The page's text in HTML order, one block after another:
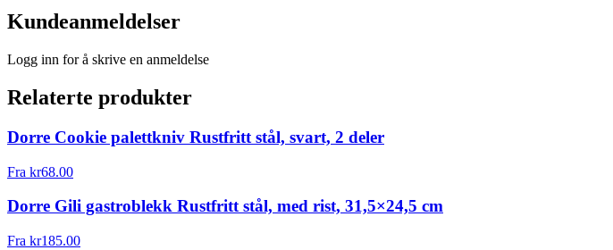
Kundeanmeldelser
Logg inn for å skrive en anmeldelse
Relaterte produkter
Dorre Cookie palettkniv Rustfritt stål, svart, 2 deler
Fra kr68.00
Dorre Gili gastroblekk Rustfritt stål, med rist, 31,5×24,5 cm
Fra kr185.00